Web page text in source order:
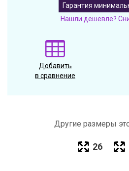
Гарантия
Нашли дешевле?
Добавить
в сравнение
Другие размеры
26